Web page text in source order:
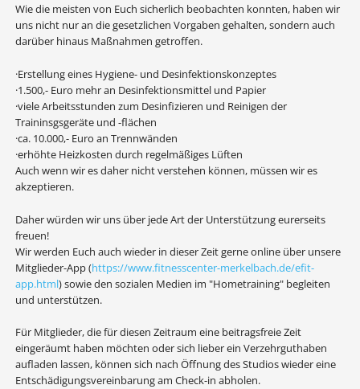
Wie die meisten von Euch sicherlich beobachten konnten, haben wir
uns nicht nur an die gesetzlichen Vorgaben gehalten, sondern auch
darüber hinaus Maßnahmen getroffen.
·Erstellung eines Hygiene- und Desinfektionskonzeptes
·1.500,- Euro mehr an Desinfektionsmittel und Papier
·viele Arbeitsstunden zum Desinfizieren und Reinigen der
Traininsgsgeräte und -flächen
·ca. 10.000,- Euro an Trennwänden
·erhöhte Heizkosten durch regelmäßiges Lüften
Auch wenn wir es daher nicht verstehen können, müssen wir es
akzeptieren.
Daher würden wir uns über jede Art der Unterstützung eurerseits
freuen!
Wir werden Euch auch wieder in dieser Zeit gerne online über unsere
Mitglieder-App (https://www.fitnesscenter-merkelbach.de/efit-
app.html) sowie den sozialen Medien im "Hometraining" begleiten
und unterstützen.
Für Mitglieder, die für diesen Zeitraum eine beitragsfreie Zeit
eingeräumt haben möchten oder sich lieber ein Verzehrguthaben
aufladen lassen, können sich nach Öffnung des Studios wieder eine
Entschädigungsvereinbarung am Check-in abholen.